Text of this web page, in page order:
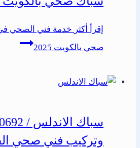
إقرأ أكثر خدمة فني الصحي
صحي بالكويت 2025
وتركيب فني صحي